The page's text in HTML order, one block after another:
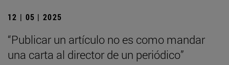
12 | 05 | 2025
“Publicar un artículo no es como mandar
una carta al director de un periódico”